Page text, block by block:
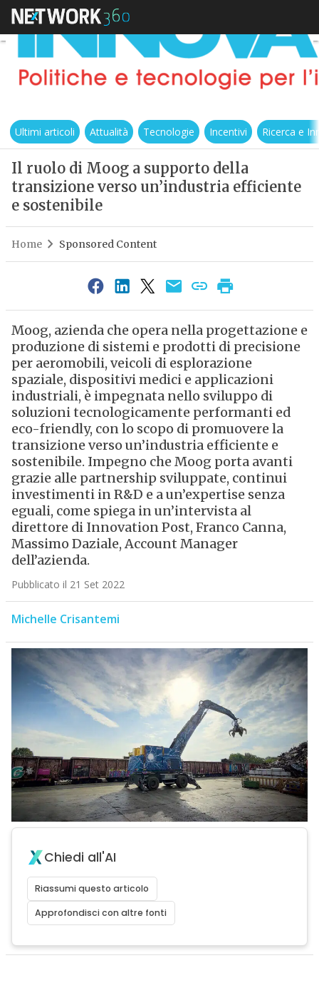
Ultimi articoli Attualità Tecnologie Incentivi Ricerca e
Il ruolo di Moog a supporto della
transizione verso un’industria efficiente
e sostenibile
Home Sponsored Content
Moog, azienda che opera nella progettazione e
produzione di sistemi e prodotti di precisione
per aeromobili, veicoli di esplorazione
spaziale, dispositivi medici e applicazioni
industriali, è impegnata nello sviluppo di
soluzioni tecnologicamente performanti ed
eco-friendly, con lo scopo di promuovere la
transizione verso un’industria efficiente e
sostenibile. Impegno che Moog porta avanti
grazie alle partnership sviluppate, continui
investimenti in R&D e a un’expertise senza
eguali, come spiega in un’intervista al
direttore di Innovation Post, Franco Canna,
Massimo Daziale, Account Manager
dell’azienda.
Pubblicato il 21 Set 2022
Michelle Crisantemi
Chiedi all'AI
Riassumi questo articolo
Approfondisci con altre fonti